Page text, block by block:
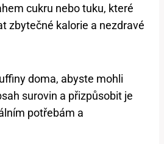
cukru nebo tuku, které
zbytečné kalorie a nezdravé
doma, abyste mohli
surovin a přizpůsobit je
potřebám a